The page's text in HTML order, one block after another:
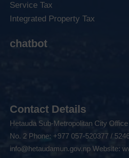
Service Tax
Integrated Property Tax
chatbot
Contact Details
Hetauda Sub-Metropolitan City
No. 2 Phone: +977 057-520377 /
info@hetaudamun.gov.np Website: